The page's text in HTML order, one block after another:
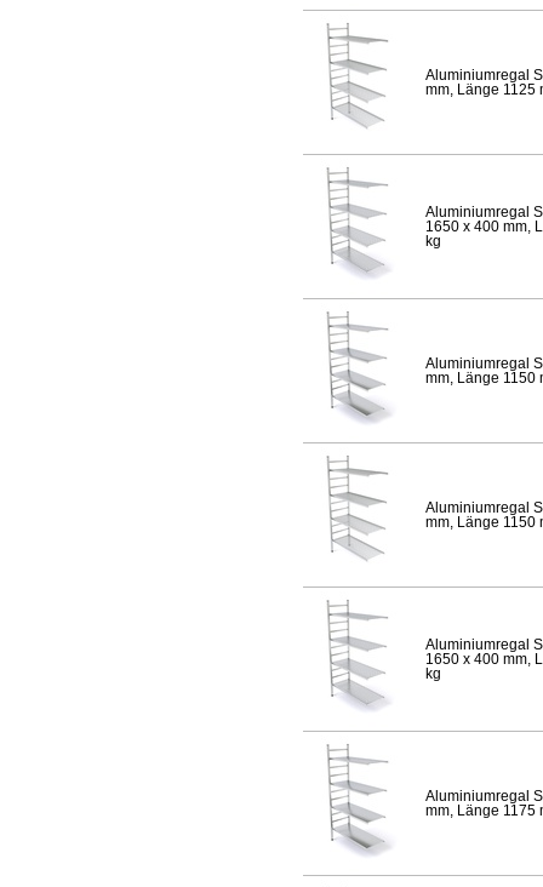
Aluminiumregal
mm, Länge 1125
Aluminiumregal
1650 x 400 mm,
kg
Aluminiumregal
mm, Länge 1150
Aluminiumregal
mm, Länge 1150
Aluminiumregal
1650 x 400 mm,
kg
Aluminiumregal
mm, Länge 1175